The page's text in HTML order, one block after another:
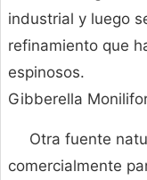
industrial y luego
refinamiento que
espinosos.
Gibberella
Otra fuente
comercialmente